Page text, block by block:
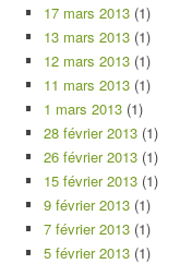
17 mars 2013 (1)
13 mars 2013 (1)
12 mars 2013 (1)
11 mars 2013 (1)
1 mars 2013 (1)
28 février 2013 (1)
26 février 2013 (1)
15 février 2013 (1)
9 février 2013 (1)
7 février 2013 (1)
5 février 2013 (1)